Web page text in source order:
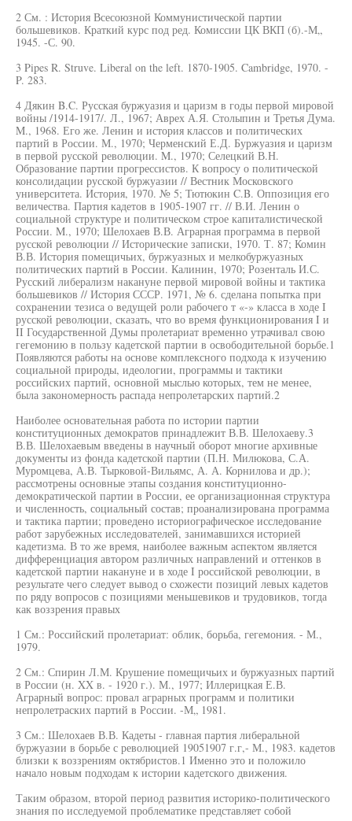
2 См. : История Всесоюзной Коммунистической партии
большевиков. Краткий курс под ред. Комиссии ЦК ВКП (б).-М„
1945. -С. 90.
3 Pipes R. Struve. Liberal on the left. 1870-1905. Cambridge, 1970. -
P. 283.
4 Дякин B.C. Русская буржуазия и царизм в годы первой мировой
войны /1914-1917/. Л., 1967; Аврех А.Я. Столыпин и Третья Дума.
M., 1968. Его же. Ленин и история классов и политических
партий в России. М., 1970; Черменский Е.Д. Буржуазия и царизм
в первой русской революции. M., 1970; Селецкий В.Н.
Образование партии прогрессистов. К вопросу о политической
консолидации русской буржуазии // Вестник Московского
университета. История, 1970. № 5; Тютюкин C.B. Оппозиция его
величества. Партия кадетов в 1905-1907 гг. // В.И. Ленин о
социальной структуре и политическом строе капиталистической
России. M., 1970; Шелохаев В.В. Аграрная программа в первой
русской революции // Исторические записки, 1970. Т. 87; Комин
В.В. История помещичьих, буржуазных и мелкобуржуазных
политических партий в России. Калинин, 1970; Розенталь И.С.
Русский либерализм накануне первой мировой войны и тактика
большевиков // История СССР. 1971, № 6. сделана попытка при
сохранении тезиса о ведущей роли рабочего т «-» класса в ходе I
русской революции, сказать, что во время функционирования I и
II Государственной Думы пролетариат временно утрачивал свою
гегемонию в пользу кадетской партии в освободительной борьбе.1
Появляются работы на основе комплексного подхода к изучению
социальной природы, идеологии, программы и тактики
российских партий, основной мыслью которых, тем не менее,
была закономерность распада непролетарских партий.2
Наиболее основательная работа по истории партии
конституционных демократов принадлежит В.В. Шелохаеву.3
В.В. Шелохаевым введены в научный оборот многие архивные
документы из фонда кадетской партии (П.Н. Милюкова, С.А.
Муромцева, А.В. Тырковой-Вильямс, А. А. Корнилова и др.);
рассмотрены основные этапы создания конституционно-
демократической партии в России, ее организационная структура
и численность, социальный состав; проанализирована программа
и тактика партии; проведено историографическое исследование
работ зарубежных исследователей, занимавшихся историей
кадетизма. В то же время, наиболее важным аспектом является
дифференциация автором различных направлений и оттенков в
кадетской партии накануне и в ходе I российской революции, в
результате чего следует вывод о схожести позиций левых кадетов
по ряду вопросов с позициями меньшевиков и трудовиков, тогда
как воззрения правых
1 См.: Российский пролетариат: облик, борьба, гегемония. - М.,
1979.
2 См.: Спирин Л.М. Крушение помещичьих и буржуазных партий
в России (н. XX в. - 1920 г.). М., 1977; Иллерицкая Е.В.
Аграрный вопрос: провал аграрных программ и политики
непролетраских партий в России. -М„ 1981.
3 См.: Шелохаев В.В. Кадеты - главная партия либеральной
буржуазии в борьбе с революцией 19051907 г.г,- М., 1983. кадетов
близки к воззрениям октябристов.1 Именно это и положило
начало новым подходам к истории кадетского движения.
Таким образом, второй период развития историко-политического
знания по исследуемой проблематике представляет собой